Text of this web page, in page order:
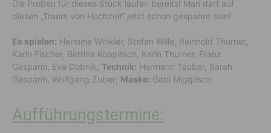
Die Proben für dieses Stück laufen bereits! Man darf auf
diesen „Traum von Hochzeit“ jetzt schon gespannt sein!
Es spielen: Hermine Winkler, Stefan Wille, Reinhold Thurner,
Karin Fischer, Bettina Koppitsch, Karin Thurner, Franz
Gasparin, Eva Dobnik; Technik: Hermann Tauber, Sarah
Gasparin, Wolfgang Zuber; Maske: Gabi Miggitsch
Aufführungstermine: